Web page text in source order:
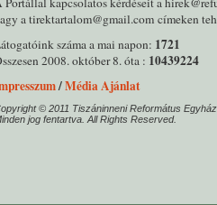
a tirektartalom@gmail.com címeken
száma a mai napon: 1721
2008. október 8. óta : 10439224
/Média Ajánlat
© 2011 Tiszáninneni Református
jog fentartva. All Rights Reserved.